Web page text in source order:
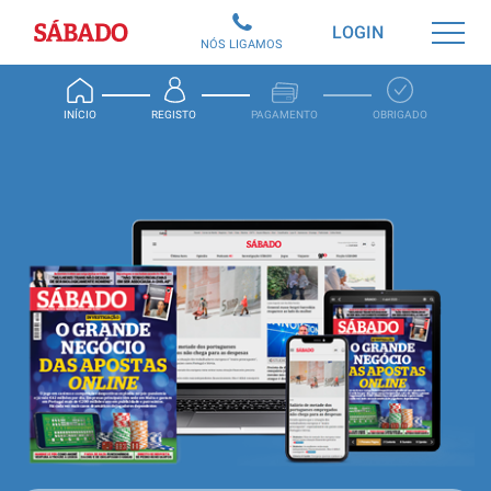
Sábado
INÍCIO REGISTO PAGAMENTO OBRIGADO
LOGIN
NÓS LIGAMOS